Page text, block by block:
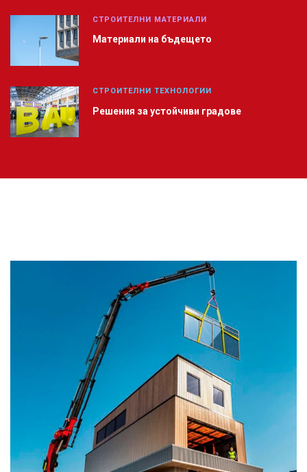
СТРОИТЕЛНИ МАТЕРИАЛИ
Материали на бъдещето
СТРОИТЕЛНИ ТЕХНОЛОГИИ
Решения за устойчиви градове